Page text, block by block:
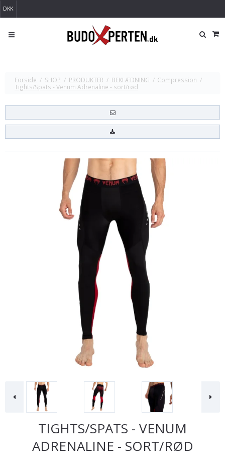
DKK
Forside / SHOP / PRODUKTER / BEKLÆDNING / Compression /
Tights/Spats - Venum Adrenaline - sort/rød
TIGHTS/SPATS - VENUM
ADRENALINE - SORT/RØD